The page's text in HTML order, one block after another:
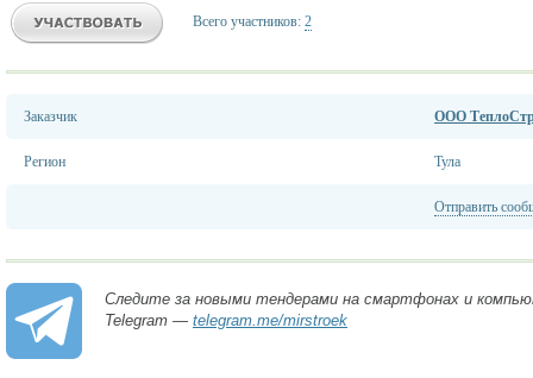
Всего участников: 2
Заказчик ООО
Регион Тула
Отправить
Следите за новыми тендерами на смартфонах и
Telegram — telegram.me/mirstroek